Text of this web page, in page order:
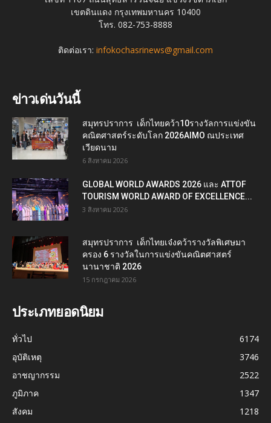
เขตดินแดง กรุงเทพมหานคร 10400
โทร. 082-753-8888
ติดต่อเรา: infokochasrinews@gmail.com
ข่าวเด่นวันนี้
สมุทรปราการ เด็กไทยคว้า10รางวัลการแข่งขัน
คณิตศาสตร์ระดับโลก 2026AIMO ณประเทศ
เวียดนาม
6 สิงหาคม 2026
GLOBAL WORLD AWARDS 2026 และ ATTOF
TOURISM WORLD AWARD OF EXCELLENCE...
3 สิงหาคม 2026
สมุทรปราการ เด็กไทยเจ๋งคว้ารางวัลพิเศษมา
ครอง 6 รางวัลในการแข่งขันคณิตศาสตร์
นานาชาติ 2026
15 กรกฎาคม 2026
ประเภทยอดนิยม
ทั่วไป
6174
อุบัติเหตุ
3746
อาชญากรรม
2522
ภูมิภาค
1347
สังคม
1218